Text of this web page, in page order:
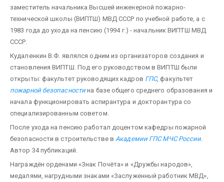
заместитель начальника Высшей инженерной пожарно-
технической школы (ВИПТШ) МВД СССР по учебной работе, а с
1983 года до ухода на пенсию (1994 г.) - начальник ВИПТШ МВД
СССР.
Кудаленкин В.Ф. являлся одним из организаторов создания и
становления ВИПТШ. Под его руководством в ВИПТШ были
открыты: факультет руководящих кадров ГПС, факультет
пожарной безопасностина базе общего среднего образования и
начала функционировать аспирантура и докторантура со
специализированным советом.
После ухода на пенсию работал доцентом кафедры пожарной
безопасности в строительстве в Академии ГПС МЧС России.
Автор 34 публикаций.
Награждён орденами «Знак Почёта» и «Дружбы народов»,
медалями, нагрудными знаками «Заслуженный работник МВД»,